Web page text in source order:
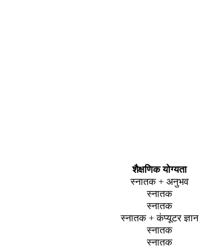
शैक्षणिक योग्यता
स्नातक + अनुभव
स्नातक
स्नातक
स्नातक + कंप्यूटर ज्ञान
स्नातक
स्नातक